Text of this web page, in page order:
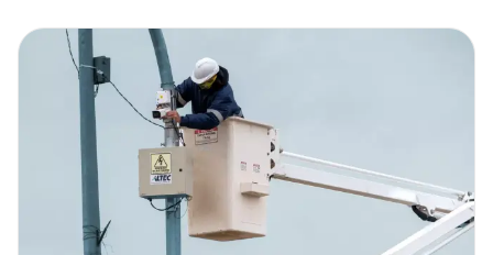
Autoridades
Consejos locales
Transparencia
Presupuesto
Boletín Oficial